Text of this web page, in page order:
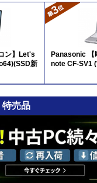
ン】Let's
新
Panasonic 【
note CF-SV1
特売品